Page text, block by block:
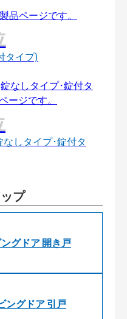
タイプ)
しタイプ･錠付タ
プ
グドア 開き戸
ングドア 引戸